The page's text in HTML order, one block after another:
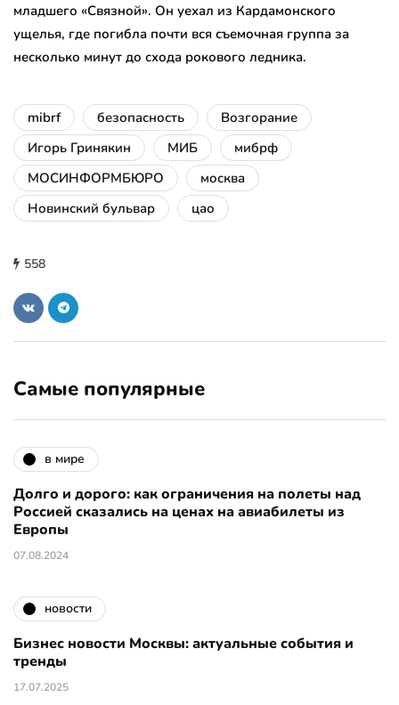
младшего «Связной». Он уехал из Кардамонского
ущелья, где погибла почти вся съемочная группа за
несколько минут до схода рокового ледника.
mibrf безопасность
Возгорание
Игорь Гринякин
МИБ
мибрф
МОСИНФОРМБЮРО
москва
Новинский бульвар
цао
558
Самые популярные
в мире
Долго и дорого: как ограничения на полеты над
Россией сказались на ценах на авиабилеты из
Европы
07.08.2024
новости
Бизнес новости Москвы: актуальные события и
тренды
17.07.2025